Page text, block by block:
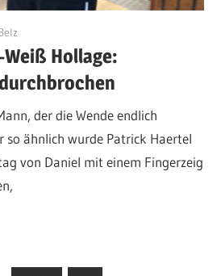
Weiß Hollage:
der die Wende endlich
so ähnlich wurde Patrick Haertel
von Daniel mit einem Fingerzeig